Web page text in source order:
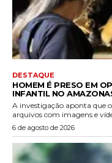
DESTAQUE
HOMEM É PRESO EM
INFANTIL NO
A investigação aponta que
arquivos com imagens e
6 de agosto de 2026